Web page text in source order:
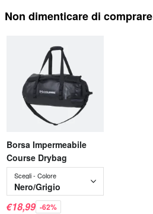
Non dimenticare di comprare
Borsa Impermeabile
Course Drybag
Scegli - Colore
Nero/Grigio
€18,99 -62%